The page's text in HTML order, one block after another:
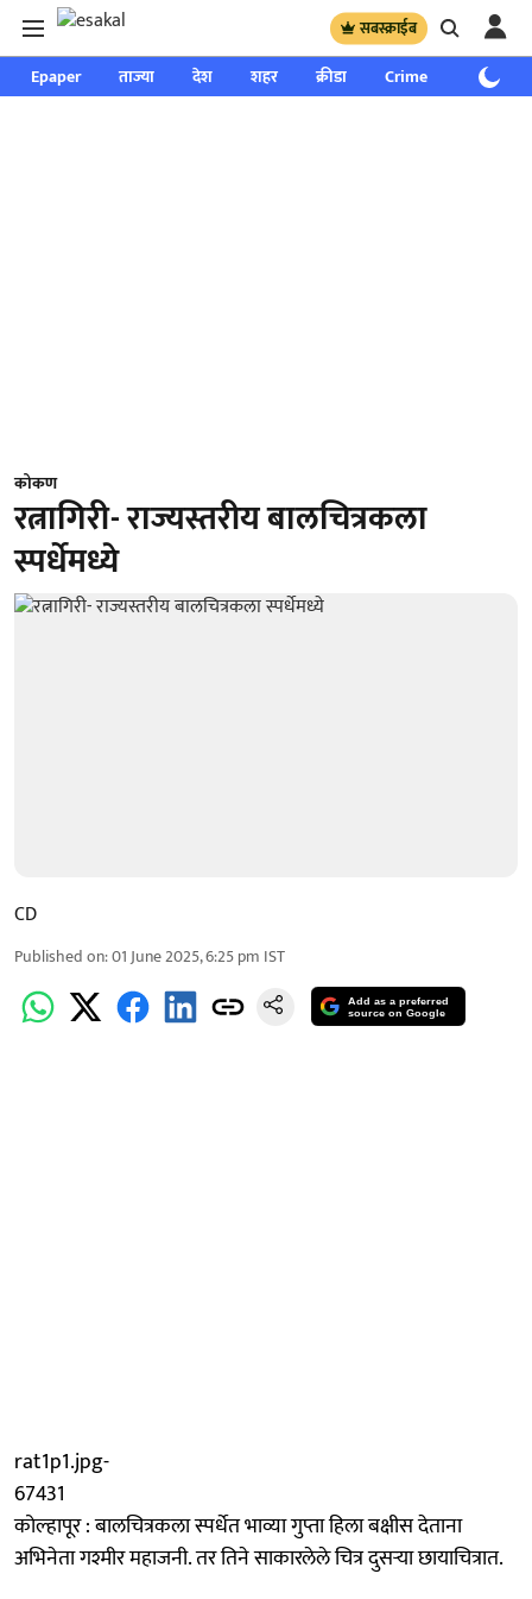
सबस्क्राईब
Epaper ताज्या देश शहर क्रीडा Crime साप्ताहिक
कोकण
रत्नागिरी- राज्यस्तरीय बालचित्रकला
स्पर्धेमध्ये
CD
Published on:01 June 2025, 6:25 pm IST
Add as a preferred
source on Google
rat1p1.jpg-
67431
कोल्हापूर : बालचित्रकला स्पर्धेत भाव्या गुप्ता हिला बक्षीस देताना
अभिनेता गश्मीर महाजनी. तर तिने साकारलेले चित्र दुसऱ्या छायाचित्रात.